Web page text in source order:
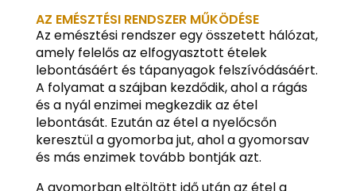
AZ EMÉSZTÉSI RENDSZER MŰKÖDÉSE
Az emésztési rendszer egy összetett hálózat,
amely felelős az elfogyasztott ételek
lebontásáért és tápanyagok felszívódásáért.
A folyamat a szájban kezdődik, ahol a rágás
és a nyál enzimei megkezdik az étel
lebontását. Ezután az étel a nyelőcsőn
keresztül a gyomorba jut, ahol a gyomorsav
és más enzimek tovább bontják azt.
A gyomorban eltöltött idő után az étel a